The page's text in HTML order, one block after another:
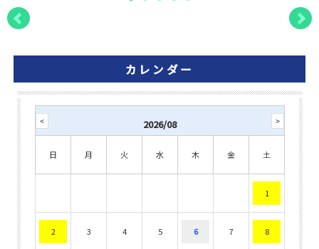
カレンダー